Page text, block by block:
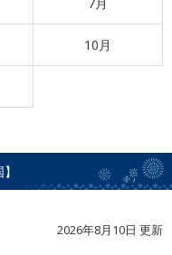
10月
2026年8月10日 更新